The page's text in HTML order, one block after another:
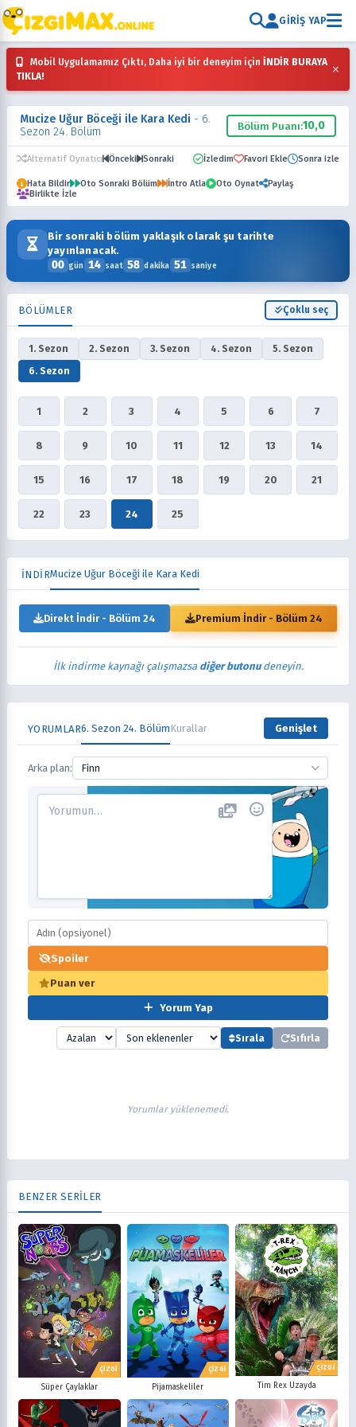
GIRIŞ YAP
Mobil Uygulamamız Çıktı, Daha iyi bir deneyim için İNDİR BURAYA
TIKLA!
×
Mucize Uğur Böceği ile Kara Kedi - 6.
Sezon 24. Bölüm
Bölüm Puanı:10,0
Alternatif Oynatıcı Önceki Sonraki İzledim Favori Ekle Sonra izle
Hata Bildir Oto Sonraki Bölüm İntro Atla Oto Oynat
Paylaş
Birlikte İzle
Bir sonraki bölüm yaklaşık olarak şu tarihte
yayınlanacak.
00 gün 14 saat 58 dakika 50 saniye
BÖLÜMLER Çoklu seç
1. Sezon 2. Sezon 3. Sezon 4. Sezon
5. Sezon
6. Sezon
1 2 3 4 5 6 7
8 9 10 11 12 13 14
15 16 17 18 19 20 21
22 23 24 25
İNDİRMucize Uğur Böceği ile Kara Kedi
Direkt İndir - Bölüm 24 Premium İndir - Bölüm 24
İlk indirme kaynağı çalışmazsa diğer butonudeneyin.
YORUMLAR6. Sezon 24. BölümKurallar Genişlet
Arka plan: Finn
Spoiler
Puan ver
Yorum Yap
Sırala Sıfırla
Yorumlar yüklenemedi.
BENZER SERİLER
ÇİZGİ
Süper Çaylaklar
ÇİZGİ
Pijamaskeliler
ÇİZGİ
Tim Rex Uzayda